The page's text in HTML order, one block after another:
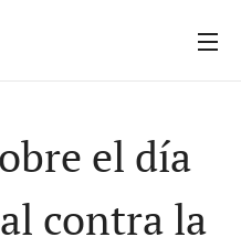
el día
contra la